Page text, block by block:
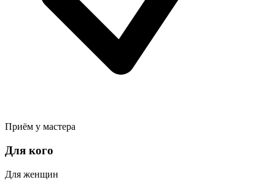
Приём у мастера
Для кого
Для женщин